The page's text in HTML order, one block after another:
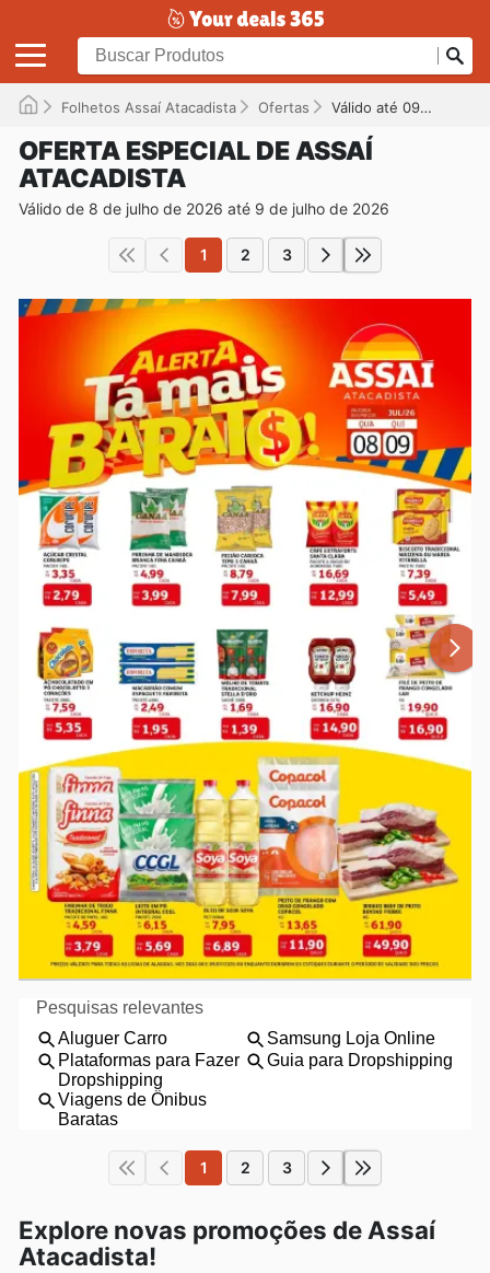
Folhetos Assaí Atacadista Ofertas Válido até 09/07/2026
OFERTA ESPECIAL DE ASSAÍ
ATACADISTA
Válido de 8 de julho de 2026 até 9 de julho de 2026
1 2 3
1 2 3
Explore novas promoções de Assaí
Atacadista!